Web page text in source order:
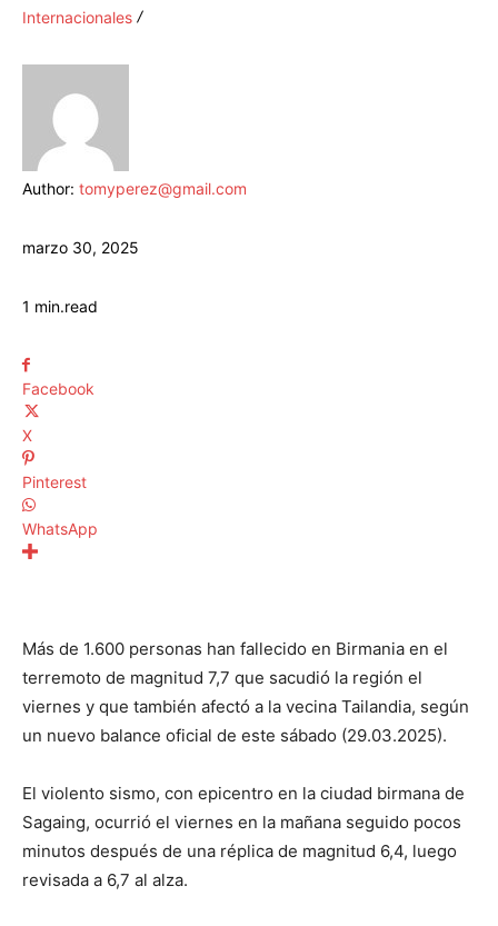
Internacionales
Author: tomyperez@gmail.com
marzo 30, 2025
1 min.read
Facebook
X
Pinterest
WhatsApp
Más de 1.600 personas han fallecido en Birmania en el
terremoto de magnitud 7,7 que sacudió la región el
viernes y que también afectó a la vecina Tailandia, según
un nuevo balance oficial de este sábado (29.03.2025).
El violento sismo, con epicentro en la ciudad birmana de
Sagaing, ocurrió el viernes en la mañana seguido pocos
minutos después de una réplica de magnitud 6,4, luego
revisada a 6,7 al alza.